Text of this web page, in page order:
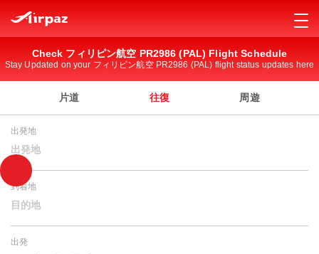
Check フィリピン航空 PR2986 (PAL) Flight Schedule
Stay Updated on your フィリピン航空 PR2986 (PAL) flight status updates here
片道 往復 周遊
出発地
出発地
到着地
目的地
出発